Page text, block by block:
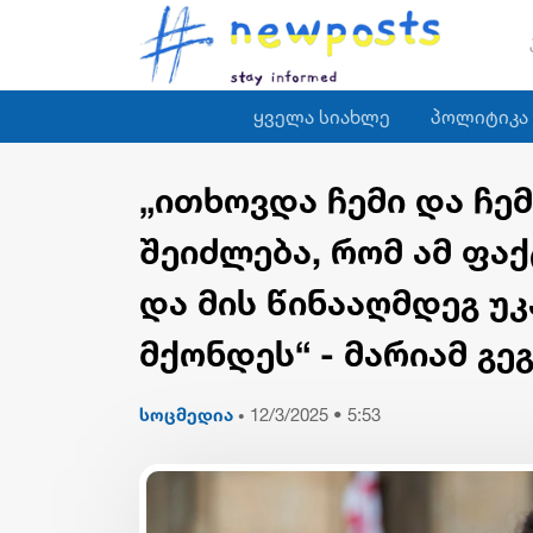
ყველა სიახლე პოლიტიკა
„ითხოვდა ჩემი და
შეიძლება, რომ ამ
და მის წინააღმდეგ
მქონდეს“ - მარიამ
სოცმედია • 12/3/2025 • 5:53